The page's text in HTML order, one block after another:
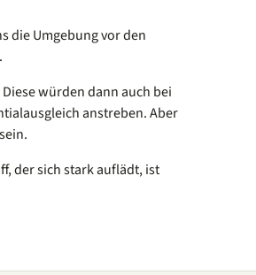
die Umgebung vor den
würden dann auch bei
anstreben. Aber
der sich stark auflädt, ist